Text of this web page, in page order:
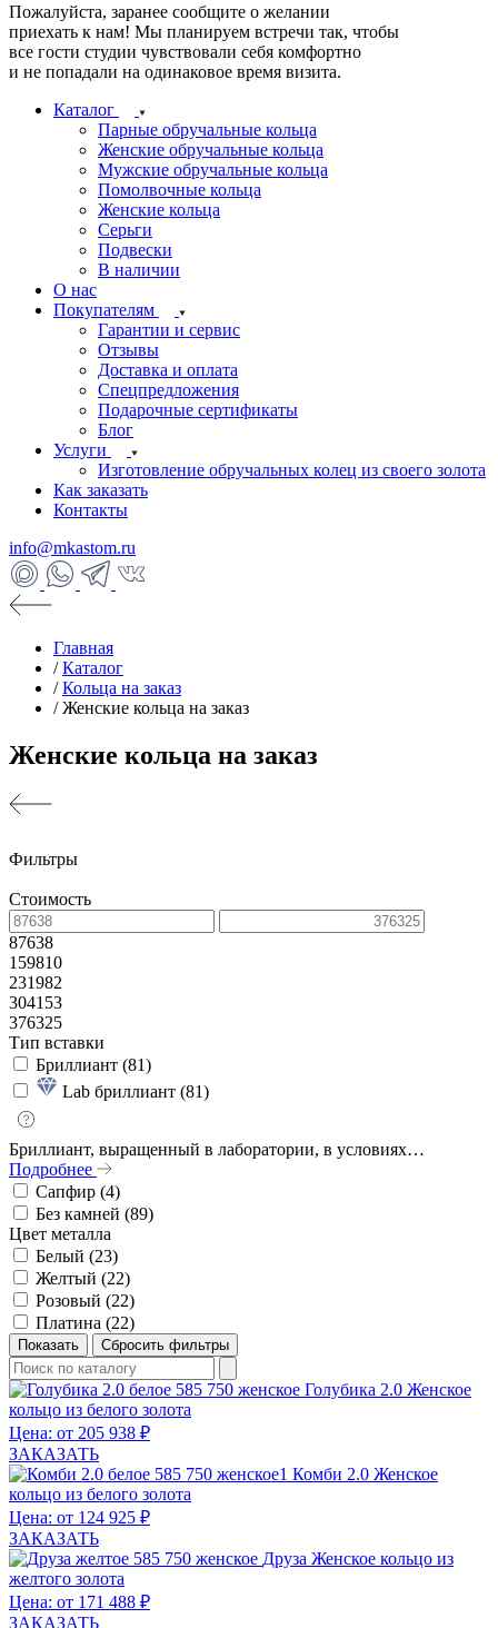
Пожалуйста, заранее сообщите о желании
приехать к нам! Мы планируем встречи так, чтобы
все гости студии чувствовали себя комфортно
и не попадали на одинаковое время визита.
Каталог
Парные обручальные кольца
Женские обручальные кольца
Мужские обручальные кольца
Помолвочные кольца
Женские кольца
Серьги
Подвески
В наличии
О нас
Покупателям
Гарантии и сервис
Отзывы
Доставка и оплата
Спецпредложения
Подарочные сертификаты
Блог
Услуги
Изготовление обручальных колец из своего золота
Как заказать
Контакты
info@mkastom.ru
Главная
/ Каталог
/ Кольца на заказ
/ Женские кольца на заказ
Женские кольца на заказ
Фильтры
Стоимость
87638
159810
231982
304153
376325
Тип вставки
Бриллиант (81)
Lab бриллиант (81)
Бриллиант, выращенный в лаборатории, в условиях…
Подробнее
Сапфир (4)
Без камней (89)
Цвет металла
Белый (23)
Желтый (22)
Розовый (22)
Платина (22)
Голубика 2.0 Женское
кольцо из белого золота
Цена: от 205 938 ₽
ЗАКАЗАТЬ
Комби 2.0 Женское
кольцо из белого золота
Цена: от 124 925 ₽
ЗАКАЗАТЬ
Друза Женское кольцо из
желтого золота
Цена: от 171 488 ₽
ЗАКАЗАТЬ